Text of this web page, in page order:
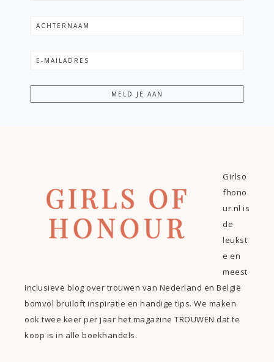
Girlso
fhono
ur.nl is
de
leukst
e en
meest
inclusieve blog over trouwen van Nederland en België
bomvol bruiloft inspiratie en handige tips. We maken
ook twee keer per jaar het magazine TROUWEN dat te
koop is in alle boekhandels.